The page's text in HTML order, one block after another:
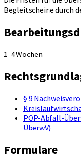
Begleitscheine durch
1-4 Wochen
§ 9
POP-Abfall-
ÜberwV)
Formulare